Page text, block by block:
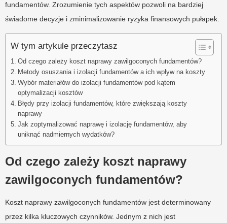
fundamentów. Zrozumienie tych aspektów pozwoli na bardziej
świadome decyzje i zminimalizowanie ryzyka finansowych pułapek.
W tym artykule przeczytasz
Od czego zależy koszt naprawy zawilgoconych fundamentów?
Metody osuszania i izolacji fundamentów a ich wpływ na koszty
Wybór materiałów do izolacji fundamentów pod kątem
optymalizacji kosztów
Błędy przy izolacji fundamentów, które zwiększają koszty
naprawy
Jak zoptymalizować naprawę i izolację fundamentów, aby
uniknąć nadmiernych wydatków?
Od czego zależy koszt naprawy
zawilgoconych fundamentów?
Koszt naprawy zawilgoconych fundamentów jest determinowany
przez kilka kluczowych czynników. Jednym z nich jest